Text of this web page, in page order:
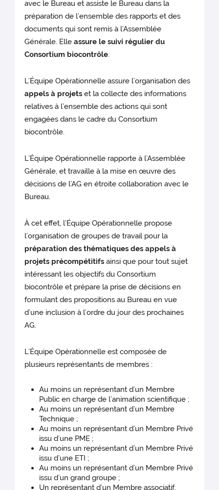
avec le Bureau et assiste le Bureau dans la
préparation de l’ensemble des rapports et des
documents qui sont remis à l’Assemblée
Générale. Elleassure le suivi régulier du
Consortium biocontrôle.
L’Équipe Opérationnelle assure l’organisation des
appels à projets et la collecte des informations
relatives à l’ensemble des actions qui sont
engagées dans le cadre du Consortium
biocontrôle.
L’Équipe Opérationnelle rapporte à l’Assemblée
Générale, et travaille à la mise en œuvre des
décisions de l’AG en étroite collaboration avec le
Bureau.
À cet effet, l’Équipe Opérationnelle propose
l’organisation de groupes de travail pour la
préparation des thématiques des appels à
projets précompétitifs ainsi que pour tout sujet
intéressant les objectifs du Consortium
biocontrôle et prépare la prise de décisions en
formulant des propositions au Bureau en vue
d’une inclusion à l’ordre du jour des prochaines
AG.
L’Équipe Opérationnelle est composée de
plusieurs représentants de membres :
Au moins un représentant d’un Membre
Public en charge de l’animation scientifique ;
Au moins un représentant d’un Membre
Technique ;
Au moins un représentant d’un Membre Privé
issu d’une PME ;
Au moins un représentant d’un Membre Privé
issu d’une ETI ;
Au moins un représentant d’un Membre Privé
issu d’un grand groupe ;
Un représentant d’un Membre associatif.